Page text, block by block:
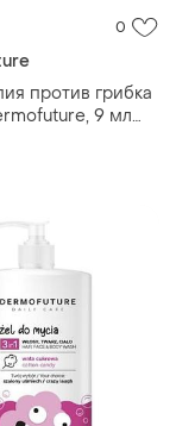
0
против грибка
9 мл